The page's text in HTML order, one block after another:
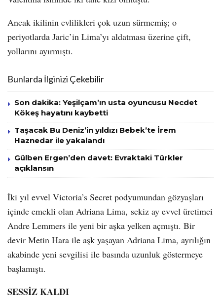
Ancak ikilinin evlilikleri çok uzun sürmemiş; o
periyotlarda Jaric’in Lima’yı aldatması üzerine çift,
yollarını ayırmıştı.
Bunlarda İlginizi Çekebilir
Son dakika: Yeşilçam’ın usta oyuncusu Necdet
Kökeş hayatını kaybetti
Taşacak Bu Deniz’in yıldızı Bebek’te İrem
Haznedar ile yakalandı
Gülben Ergen’den davet: Evraktaki Türkler
açıklansın
İki yıl evvel Victoria’s Secret podyumundan gözyaşları
içinde emekli olan Adriana Lima, sekiz ay evvel üretimci
Andre Lemmers ile yeni bir aşka yelken açmıştı. Bir
devir Metin Hara ile aşk yaşayan Adriana Lima, ayrılığın
akabinde yeni sevgilisi ile basında uzunluk göstermeye
başlamıştı.
SESSİZ KALDI